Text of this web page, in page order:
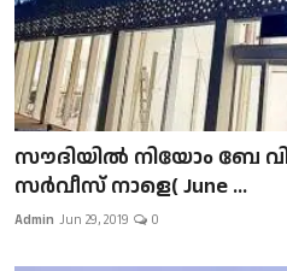
സൗദിയിൽ നിയോം ബേ
സർവീസ് നാളെ( June ...
Admin Jun 29, 2019 0